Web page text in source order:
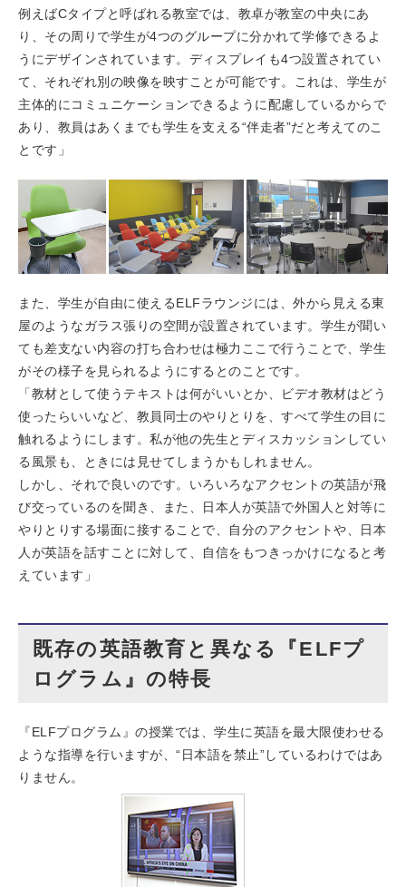
例えばCタイプと呼ばれる教室では、教卓が教室の中央にあ
り、その周りで学生が4つのグループに分かれて学修できるよ
うにデザインされています。ディスプレイも4つ設置されてい
て、それぞれ別の映像を映すことが可能です。これは、学生が
主体的にコミュニケーションできるように配慮しているからで
あり、教員はあくまでも学生を支える“伴走者”だと考えてのこ
とです」
また、学生が自由に使えるELFラウンジには、外から見える東
屋のようなガラス張りの空間が設置されています。学生が聞い
ても差支ない内容の打ち合わせは極力ここで行うことで、学生
がその様子を見られるようにするとのことです。
「教材として使うテキストは何がいいとか、ビデオ教材はどう
使ったらいいなど、教員同士のやりとりを、すべて学生の目に
触れるようにします。私が他の先生とディスカッションしてい
る風景も、ときには見せてしまうかもしれません。
しかし、それで良いのです。いろいろなアクセントの英語が飛
び交っているのを聞き、また、日本人が英語で外国人と対等に
やりとりする場面に接することで、自分のアクセントや、日本
人が英語を話すことに対して、自信をもつきっかけになると考
えています」
既存の英語教育と異なる『ELFプ
ログラム』の特長
『ELFプログラム』の授業では、学生に英語を最大限使わせる
ような指導を行いますが、“日本語を禁止”しているわけではあ
りません。